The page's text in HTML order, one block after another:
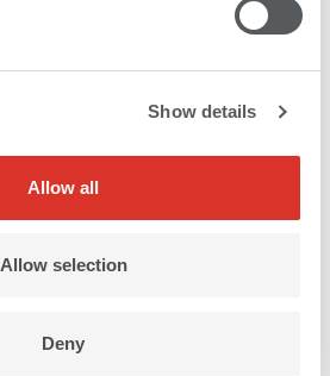
Show details
Allow all
Allow selection
Deny